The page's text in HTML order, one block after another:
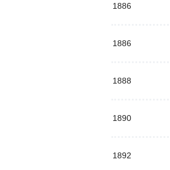
1886
1886
1888
1890
1892